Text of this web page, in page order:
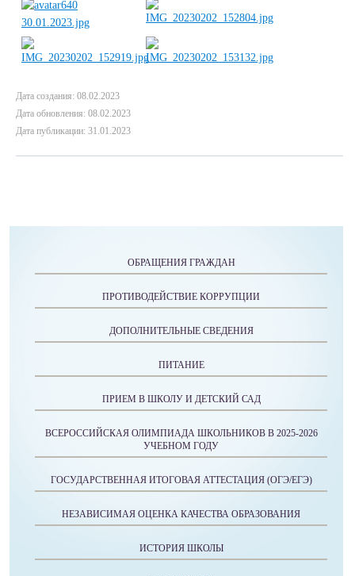
Дата создания: 08.02.2023
Дата обновления: 08.02.2023
Дата публикации: 31.01.2023
ОБРАЩЕНИЯ ГРАЖДАН
ПРОТИВОДЕЙСТВИЕ КОРРУПЦИИ
ДОПОЛНИТЕЛЬНЫЕ СВЕДЕНИЯ
ПИТАНИЕ
ПРИЕМ В ШКОЛУ И ДЕТСКИЙ САД
ВСЕРОССИЙСКАЯ ОЛИМПИАДА ШКОЛЬНИКОВ В 2025-2026
УЧЕБНОМ ГОДУ
ГОСУДАРСТВЕННАЯ ИТОГОВАЯ АТТЕСТАЦИЯ (ОГЭ/ЕГЭ)
НЕЗАВИСИМАЯ ОЦЕНКА КАЧЕСТВА ОБРАЗОВАНИЯ
ИСТОРИЯ ШКОЛЫ